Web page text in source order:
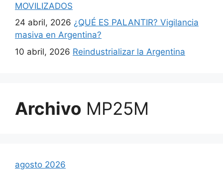
MOVILIZADOS
24 abril, 2026 ¿QUÉ ES PALANTIR? Vigilancia
masiva en Argentina?
10 abril, 2026 Reindustrializar la Argentina
Archivo MP25M
agosto 2026